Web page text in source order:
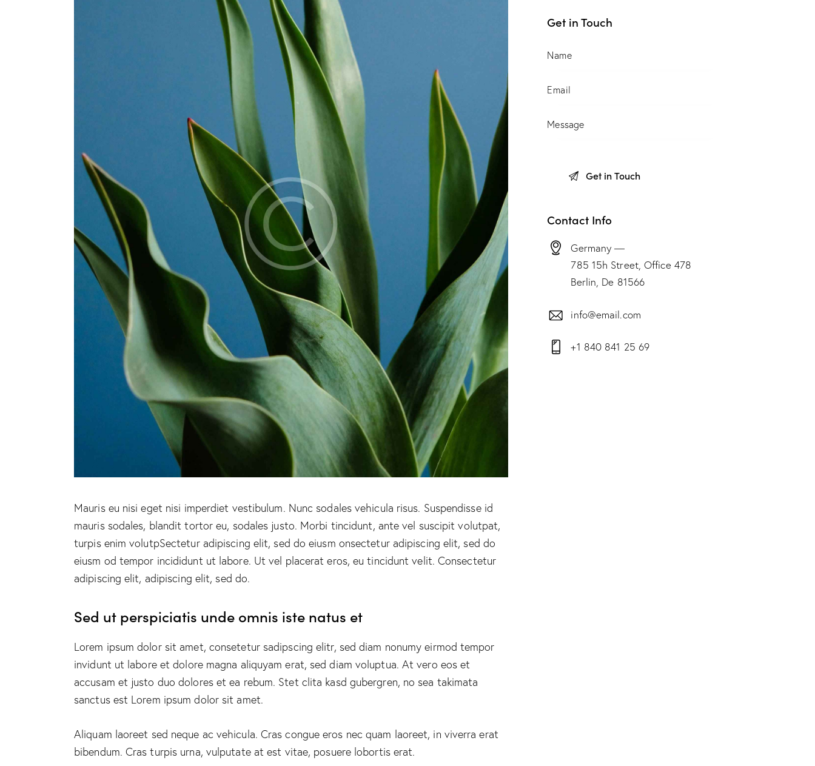
Mauris eu nisi eget nisi imperdiet vestibulum. Nunc sodales vehicula risus. Suspendisse id
mauris sodales, blandit tortor eu, sodales justo. Morbi tincidunt, ante vel suscipit volutpat,
turpis enim volutpSectetur adipiscing elit, sed do eiusm onsectetur adipiscing elit, sed do
eiusm od tempor incididunt ut labore. Ut vel placerat eros, eu tincidunt velit. Consectetur
adipiscing elit, adipiscing elit, sed do.
Sed ut perspiciatis unde omnis iste natus et
Lorem ipsum dolor sit amet, consetetur sadipscing elitr, sed diam nonumy eirmod tempor
invidunt ut labore et dolore magna aliquyam erat, sed diam voluptua. At vero eos et
accusam et justo duo dolores et ea rebum. Stet clita kasd gubergren, no sea takimata
sanctus est Lorem ipsum dolor sit amet.
Aliquam laoreet sed neque ac vehicula. Cras congue eros nec quam laoreet, in viverra erat
bibendum. Cras turpis urna, vulputate at est vitae, posuere lobortis erat.
Get in Touch
Contact Info
Germany —
785 15h Street, Office 478
Berlin, De 81566
info@email.com
+1 840 841 25 69